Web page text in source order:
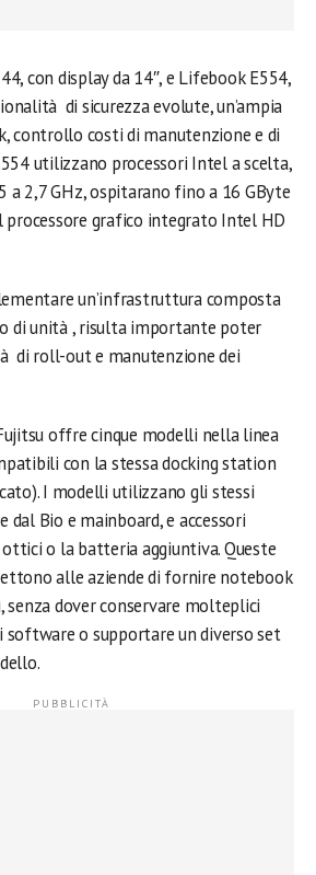
con display da 14″, e Lifebook E554,
di sicurezza evolute, un’ampia
controllo costi di manutenzione e di
utilizzano processori Intel a scelta,
a 2,7 GHz, ospitarano fino a 16 GByte
processore grafico integrato Intel HD
un’infrastruttura composta
di unità , risulta importante poter
di roll-out e manutenzione dei
offre cinque modelli nella linea
con la stessa docking station
I modelli utilizzano gli stessi
Bio e mainboard, e accessori
o la batteria aggiuntiva. Queste
alle aziende di fornire notebook
senza dover conservare molteplici
software o supportare un diverso set